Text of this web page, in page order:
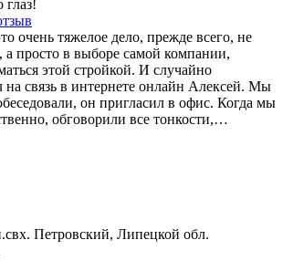
глаз!
очень тяжелое дело, прежде всего, не
просто в выборе самой компании,
этой стройкой. И случайно
связь в интернете онлайн Алексей. Мы
он пригласил в офис. Когда мы
обговорили все тонкости,…
Петровский, Липецкой обл.